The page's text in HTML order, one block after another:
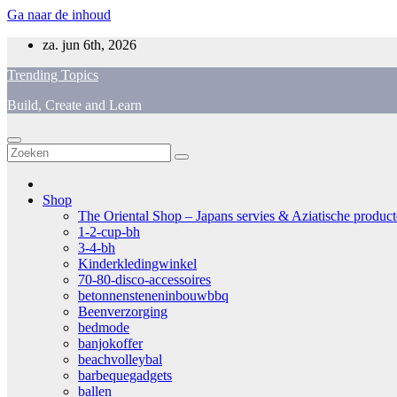
Ga naar de inhoud
za. jun 6th, 2026
Trending Topics
Build, Create and Learn
Shop
The Oriental Shop – Japans servies & Aziatische
1-2-cup-bh
3-4-bh
Kinderkledingwinkel
70-80-disco-accessoires
betonnensteneninbouwbbq
Beenverzorging
bedmode
banjokoffer
beachvolleybal
barbequegadgets
ballen